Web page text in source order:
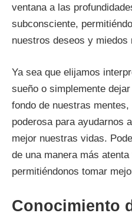
ventana a las
subconsciente,
nuestros deseos y miedos
Ya sea que elijamos
sueño o simplemente
fondo de nuestras
poderosa para ayudarnos
mejor nuestras vidas.
de una manera más
permitiéndonos tomar
Conocimiento